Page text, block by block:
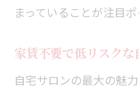
まっていることが注目
家賃不要で低リスク
自宅サロンの最大の魅